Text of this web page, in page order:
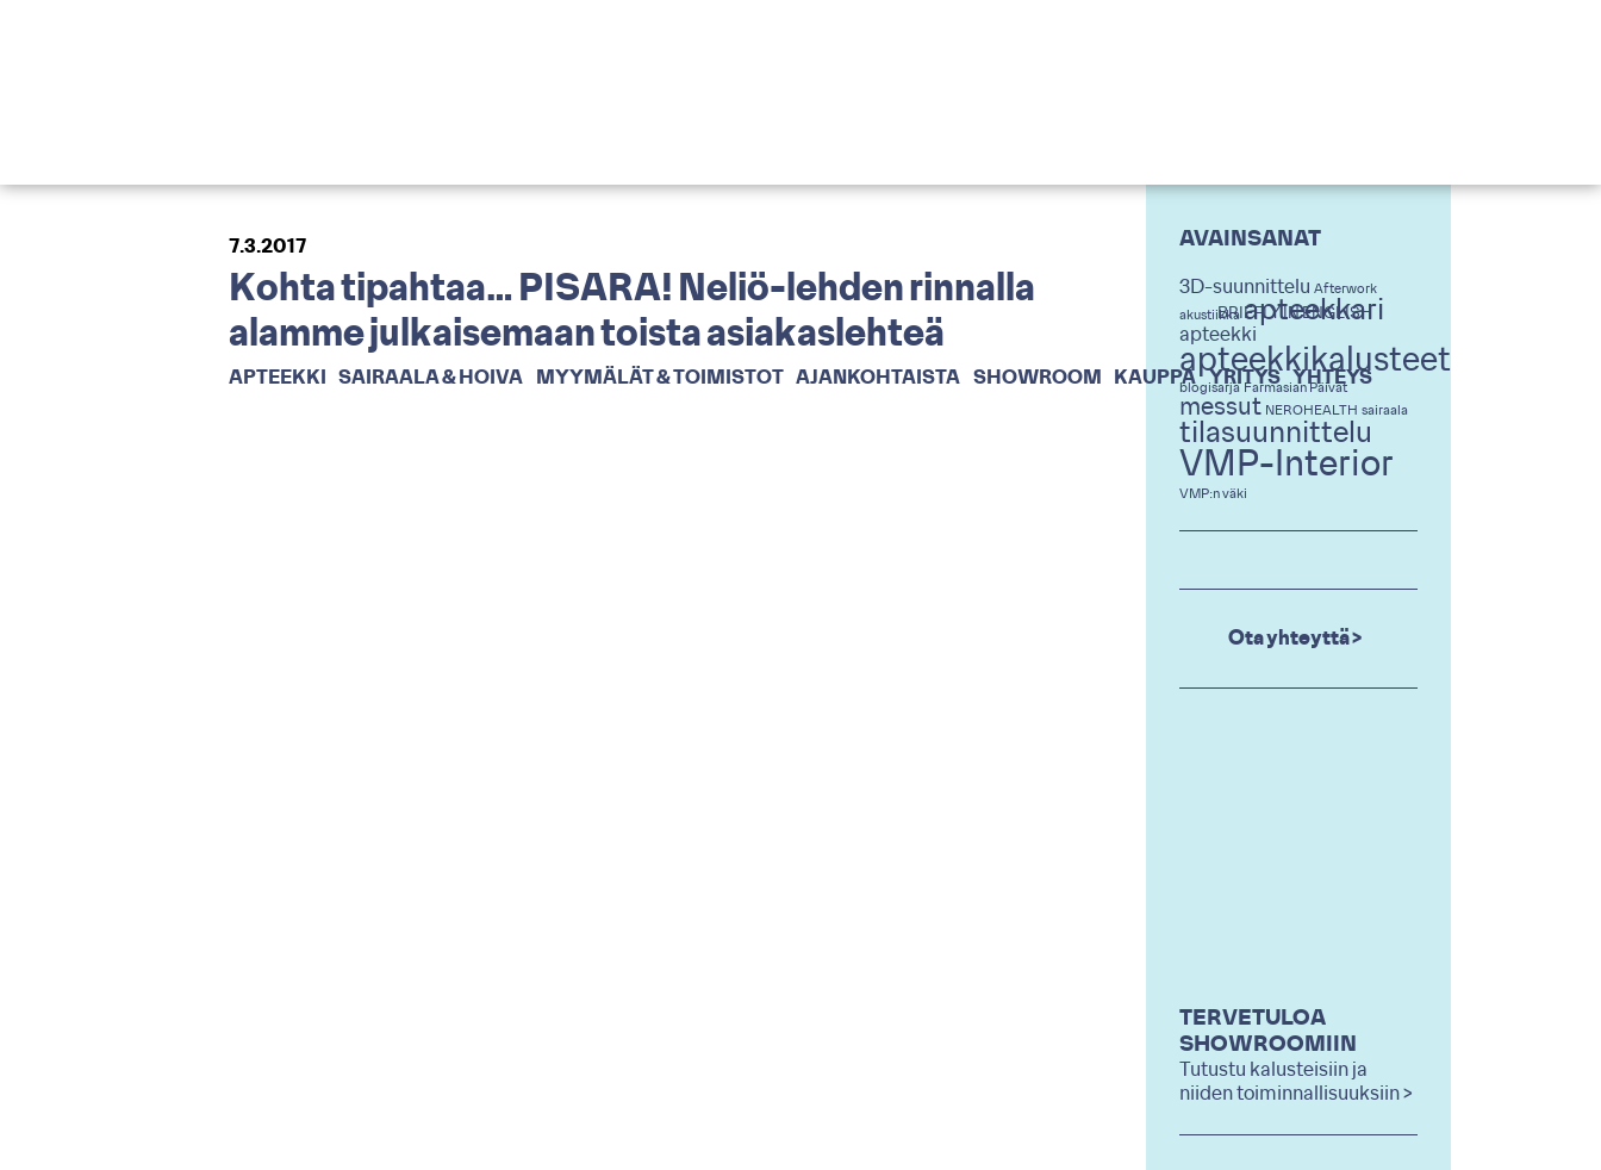
BRIEFLY IN ENGLISH
APTEEKKI SAIRAALA & HOIVA MYYMÄLÄT & TOIMISTOT AJANKOHTAISTA SHOWROOM KAUPPA YRITYS YHTEYS
7.3.2017
Kohta tipahtaa… PISARA! Neliö-lehden rinnalla
alamme julkaisemaan toista asiakaslehteä
AVAINSANAT
3D-suunnittelu Afterwork
akustiikka apteekkari
apteekki
apteekkikalusteet
blogisarja Farmasian Päivät
messut NEROHEALTH sairaala
tilasuunnittelu
VMP-Interior
VMP:n väki
Ota yhteyttä >
TERVETULOA
SHOWROOMIIN
Tutustu kalusteisiin ja
niiden toiminnallisuuksiin >